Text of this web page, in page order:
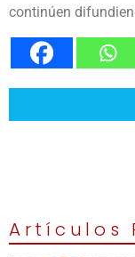
continúen
Artículos